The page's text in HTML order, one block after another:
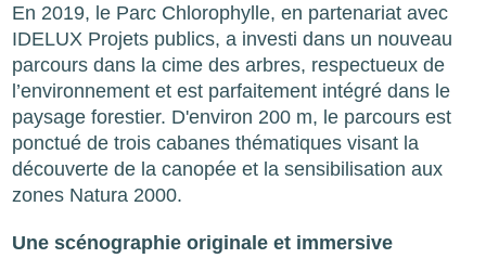
En 2019, le Parc Chlorophylle, en partenariat avec
IDELUX Projets publics, a investi dans un nouveau
parcours dans la cime des arbres, respectueux de
l’environnement et est parfaitement intégré dans le
paysage forestier. D'environ 200 m, le parcours est
ponctué de trois cabanes thématiques visant la
découverte de la canopée et la sensibilisation aux
zones Natura 2000.
Une scénographie originale et immersive